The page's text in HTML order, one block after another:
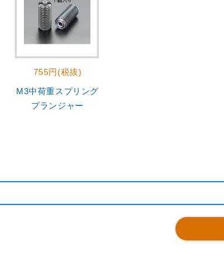
755円(税抜)
M3中荷重スプリング
プランジャー